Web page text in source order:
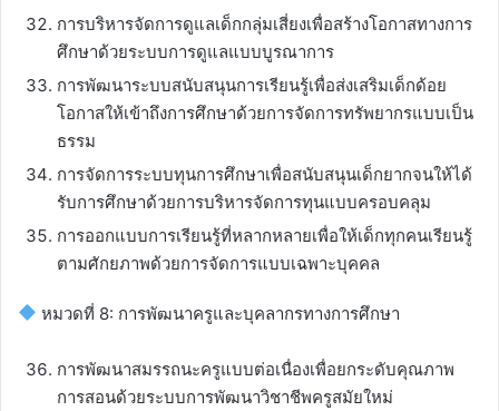
การบริหารจัดการดูแลเด็กกลุ่มเสี่ยงเพื่อสร้างโอกาสทางการ
ศึกษาด้วยระบบการดูแลแบบบูรณาการ
การพัฒนาระบบสนับสนุนการเรียนรู้เพื่อส่งเสริมเด็กด้อย
โอกาสให้เข้าถึงการศึกษาด้วยการจัดการทรัพยากรแบบเป็น
ธรรม
การจัดการระบบทุนการศึกษาเพื่อสนับสนุนเด็กยากจนให้ได้
รับการศึกษาด้วยการบริหารจัดการทุนแบบครอบคลุม
การออกแบบการเรียนรู้ที่หลากหลายเพื่อให้เด็กทุกคนเรียนรู้
ตามศักยภาพด้วยการจัดการแบบเฉพาะบุคคล
หมวดที่ 8: การพัฒนาครูและบุคลากรทางการศึกษา
การพัฒนาสมรรถนะครูแบบต่อเนื่องเพื่อยกระดับคุณภาพ
การสอนด้วยระบบการพัฒนาวิชาชีพครูสมัยใหม่